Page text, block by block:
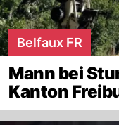
Belfaux FR
Mann bei
Kanton